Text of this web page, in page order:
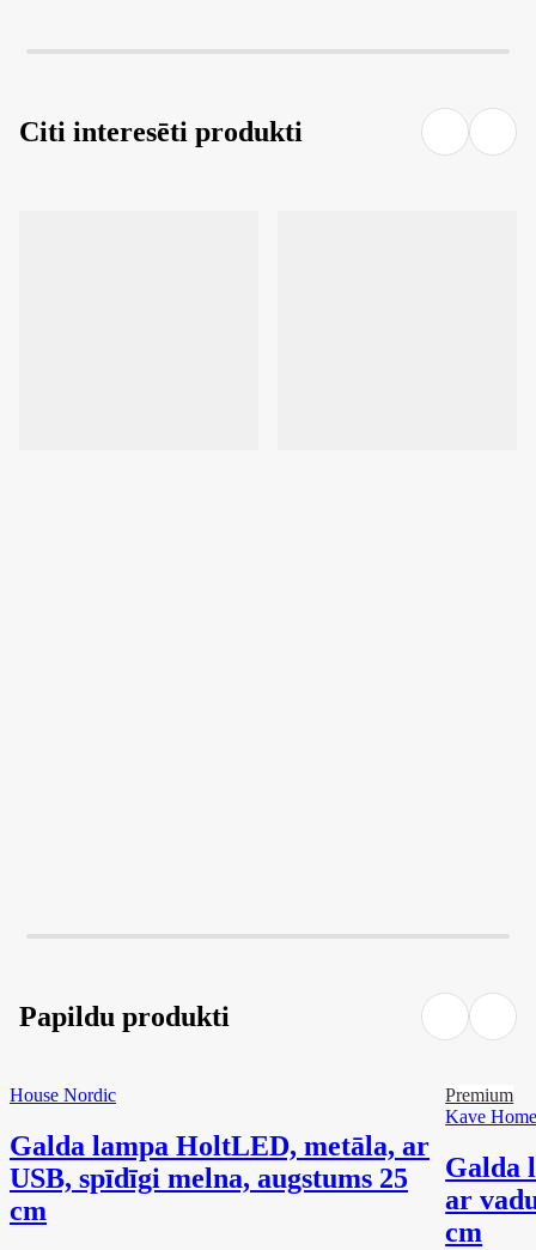
Citi interesēti produkti
Papildu produkti
House Nordic
Galda lampa HoltLED, metāla, ar
USB, spīdīgi melna, augstums 25
cm
Premium
Kave
Galda
ar
cm